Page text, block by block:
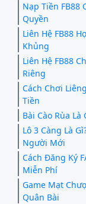
Nạp Tiền FB88
Quyền
Liên Hệ FB88
Khủng
Liên Hệ FB88
Riêng
Cách Chơi
Tiền
Bài Cào Rùa Là
Lô 3 Càng Là
Người Mới
Cách Đăng Ký
Miễn Phí
Game Mạt
Quân Bài